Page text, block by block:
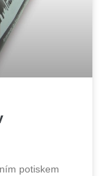
potiskem